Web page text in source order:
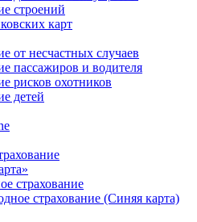
строений
карт
от несчастных случаев
пассажиров и водителя
рисков охотников
детей
страхование
страхование (Синяя карта)